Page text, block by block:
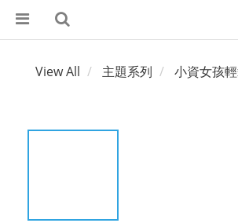
View All 主題系列 小資女孩